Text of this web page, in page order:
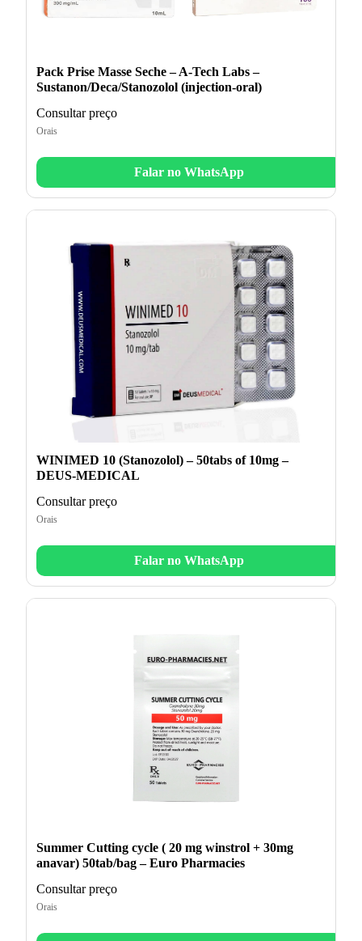
Pack Prise Masse Seche – A-Tech Labs –
Sustanon/Deca/Stanozolol (injection-oral)
Consultar preço
Orais
Falar no WhatsApp
WINIMED 10 (Stanozolol) – 50tabs of 10mg –
DEUS-MEDICAL
Consultar preço
Orais
Falar no WhatsApp
Summer Cutting cycle ( 20 mg winstrol + 30mg
anavar) 50tab/bag – Euro Pharmacies
Consultar preço
Orais